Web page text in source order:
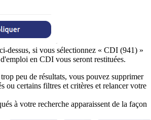
dessus, si vous sélectionnez « CDI (941) »
en CDI vous seront restituées.
peu de résultats, vous pouvez supprimer
ou certains filtres et critères et relancer votre
à votre recherche apparaissent de la façon